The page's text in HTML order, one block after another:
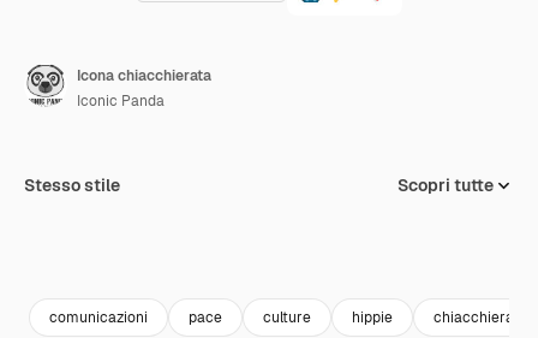
Icona chiacchierata
Iconic Panda
Stesso stile Scopri tutte
comunicazioni pace culture hippie chiacchierata